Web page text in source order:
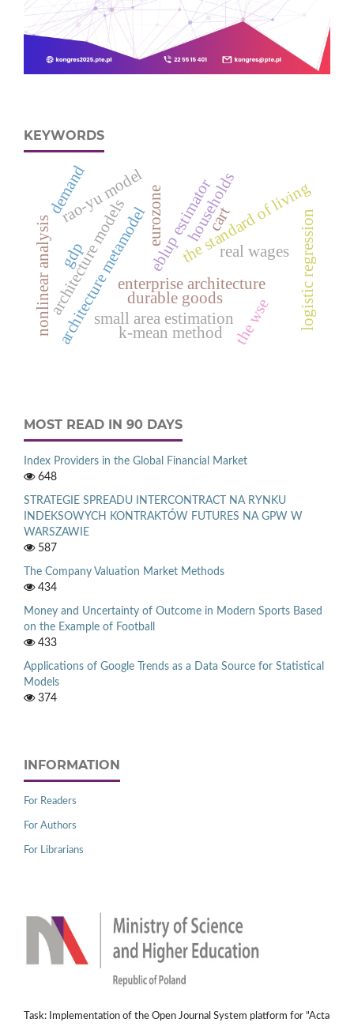
KEYWORDS
enterprise architecture
architecture metamodel
architecture models
small area estimation
eblup estimator
rao-yu model
nonlinear analysis the standard of living
gdp real wages
durable goods logistic regression
cart
households
eurozone
k-mean method the wse
demand
MOST READ IN 90 DAYS
Index Providers in the Global Financial Market
648
STRATEGIE SPREADU INTERCONTRACT NA RYNKU
INDEKSOWYCH KONTRAKTÓW FUTURES NA GPW W
WARSZAWIE
587
The Company Valuation Market Methods
434
Money and Uncertainty of Outcome in Modern Sports Based
on the Example of Football
433
Applications of Google Trends as a Data Source for Statistical
Models
374
INFORMATION
For Readers
For Authors
For Librarians
Task: Implementation of the Open Journal System platform for "Acta